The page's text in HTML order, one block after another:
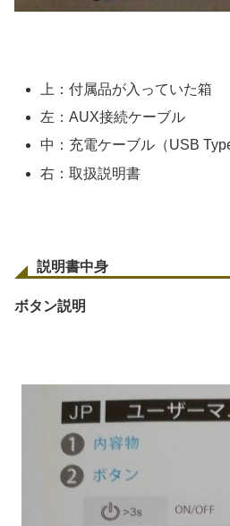
上：付属品が入っていた箱
左：AUX接続ケーブル
中：充電ケーブル（USB
右：取扱説明書
説明書中身
ボタン説明